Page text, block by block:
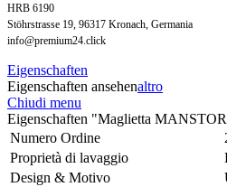
HRB 6190
Stöhrstrasse 19, 96317 Kronach, Germania
info@premium24.click
Eigenschaften
Eigenschaften ansehenaltro
Chiudi menu
Eigenschaften "Maglietta
Numero Ordine
Proprietà di lavaggio
Design & Motivo